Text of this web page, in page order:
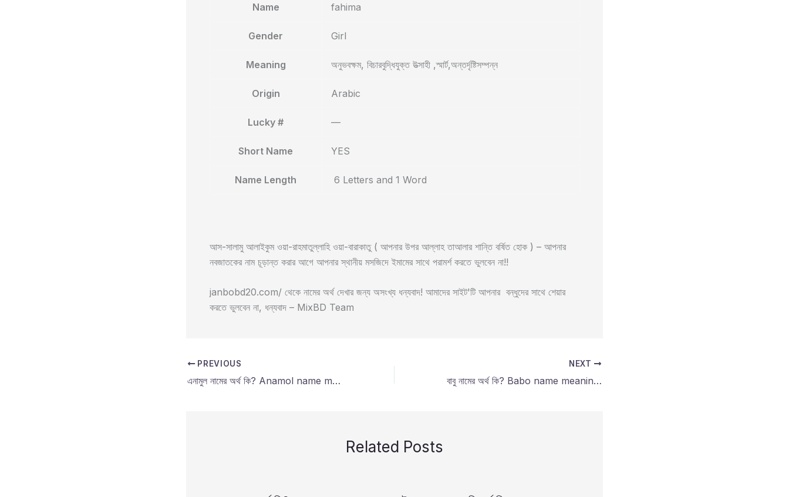
Name fahima
Gender Girl
Meaning অনুভবক্ষম, বিচারবুদ্ধিযুক্ত উত্সাহী ,স্মার্ট,অন্তর্দৃষ্টিসম্পন্ন
Origin Arabic
Lucky # —
Short Name YES
Name Length 6 Letters and 1 Word
আস-সালামু আলাইকুম ওয়া-রাহমাতুল্লাহি ওয়া-বারাকাতু ( আপনার উপর আল্লাহ তাআলার শান্তি বর্ষিত হোক ) – আপনার
নবজাতকের নাম চূড়ান্ত করার আগে আপনার স্থানীয় মসজিদে ইমামের সাথে পরামর্শ করতে ভুলবেন না!!
janbobd20.com/ থেকে নামের অর্থ দেখার জন্য অসংখ্য ধন্যবাদ! আমাদের সাইট'টি আপনার বন্ধুদের সাথে শেয়ার
করতে ভুলবেন না, ধন্যবাদ – MixBD Team
PREVIOUS
এনামুল নামের অর্থ কি? Anamol name meaning in bengali?
NEXT
বাবু নামের অর্থ কি? Babo name meaning in bengali?
Related Posts